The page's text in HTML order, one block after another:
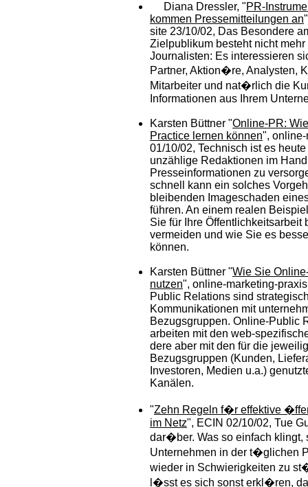
Diana Dressler, "PR-
kommen Pressemitteilungen an
site 23/10/02, Das Besondere
Zielpublikum besteht nicht mehr
Journalisten: Es interessieren
Partner, Aktion�re, Analysten,
Mitarbeiter und nat�rlich die
Informationen aus Ihrem
Karsten Büttner "Online-PR:
Practice lernen können",
01/10/02, Technisch ist es
unzählige Redaktionen im
Presseinformationen zu
schnell kann ein solches
bleibenden Imageschaden
führen. An einem realen
Sie für Ihre Öffentlichkeitsarbeit
vermeiden und wie Sie es
können.
Karsten Büttner "Wie Sie
nutzen", online-marketing-
Public Relations sind
Kommunikationen mit
Bezugsgruppen. Online-Public
arbeiten mit den web-
dere aber mit den für die
Bezugsgruppen (Kunden,
Investoren, Medien u.a.)
Kanälen.
"Zehn Regeln f�r effektive
im Netz", ECIN 02/10/02, Tue
dar�ber. Was so einfach klingt,
Unternehmen in der t�glichen
wieder in Schwierigkeiten zu
l�sst es sich sonst erkl�ren,